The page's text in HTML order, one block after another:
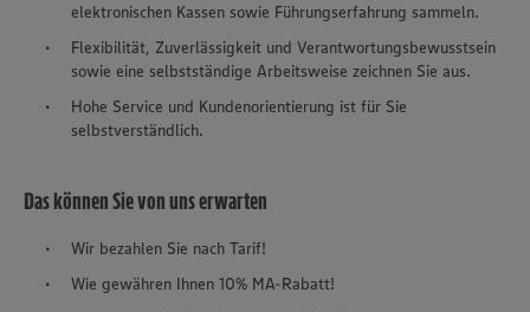
elektronischen Kassen sowie Führungserfahrung sammeln.
Flexibilität, Zuverlässigkeit und Verantwortungsbewusstsein
sowie eine selbstständige Arbeitsweise zeichnen Sie aus.
Hohe Service und Kundenorientierung ist für Sie
selbstverständlich.
Das können Sie von uns erwarten
Wir bezahlen Sie nach Tarif!
Wie gewähren Ihnen 10% MA-Rabatt!